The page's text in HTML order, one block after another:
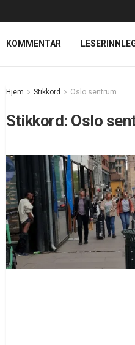
KOMMENTAR
Hjem Stikkord Oslo sentrum
Stikkord: Oslo